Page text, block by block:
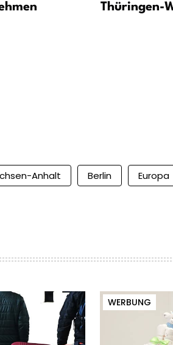
Thüringen-
Anhalt Berlin Europa
WERBUNG